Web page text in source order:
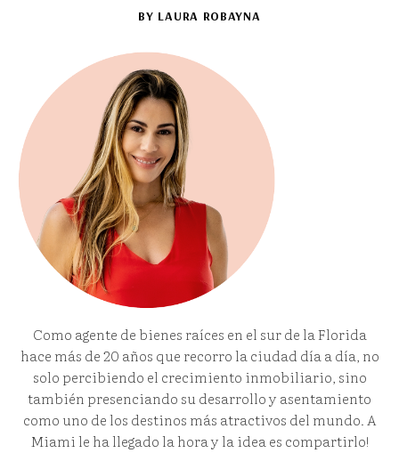
BY LAURA ROBAYNA
Como agente de bienes raíces en el sur de la Florida
hace más de 20 años que recorro la ciudad día a día, no
solo percibiendo el crecimiento inmobiliario, sino
también presenciando su desarrollo y asentamiento
como uno de los destinos más atractivos del mundo. A
Miami le ha llegado la hora y la idea es compartirlo!